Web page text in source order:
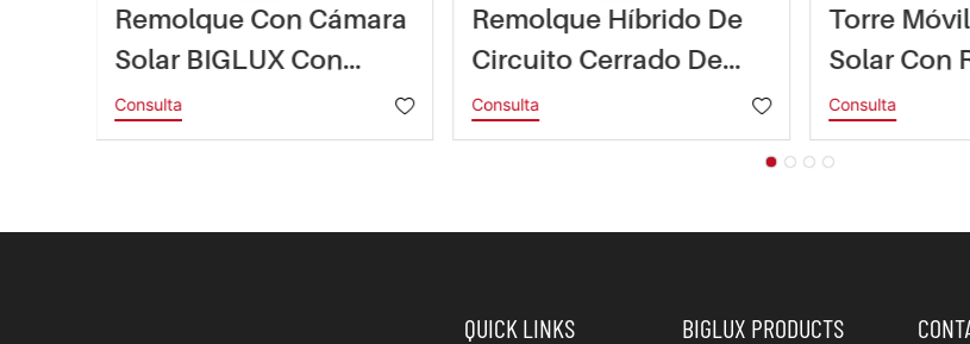
Remolque Con Cámara
Solar BIGLUX Con
Batería De Gel Y Mástil
Telescópico IP65 Para
Consulta
Remolque Híbrido De
Circuito Cerrado De
Televisión Solar
Integrado Con
Consulta
Torre
Solar Con
Vida Útil
Para
Consulta
QUICK LINKS BIGLUX PRODUCTS